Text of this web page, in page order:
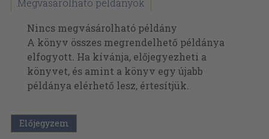
Megvásárolható példányok
Nincs megvásárolható példány
A könyv összes megrendelhető példánya
elfogyott. Ha kívánja, előjegyezheti a
könyvet, és amint a könyv egy újabb
példánya elérhető lesz, értesítjük.
Előjegyzem